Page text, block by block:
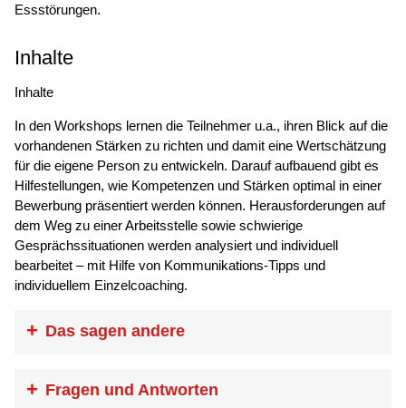
Essstörungen.
Inhalte
Inhalte
In den Workshops lernen die Teilnehmer u.a., ihren Blick auf die
vorhandenen Stärken zu richten und damit eine Wertschätzung
für die eigene Person zu entwickeln. Darauf aufbauend gibt es
Hilfestellungen, wie Kompetenzen und Stärken optimal in einer
Bewerbung präsentiert werden können. Herausforderungen auf
dem Weg zu einer Arbeitsstelle sowie schwierige
Gesprächssituationen werden analysiert und individuell
bearbeitet – mit Hilfe von Kommunikations-Tipps und
individuellem Einzelcoaching.
Das sagen andere
gestärkt. Mit diesem Gefühl bin ich in das
Fragen und Antworten